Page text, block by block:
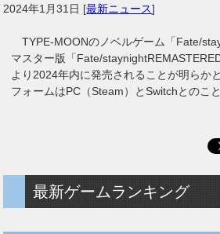
2024年1月31日 [最新ニュース]
TYPE-MOONのノベルゲーム「Fate/
マスター版「Fate/
より2024年内に発売されることが明らか
フォームはPC（Steam）とSwitchとのこと
最新ゲームランキング